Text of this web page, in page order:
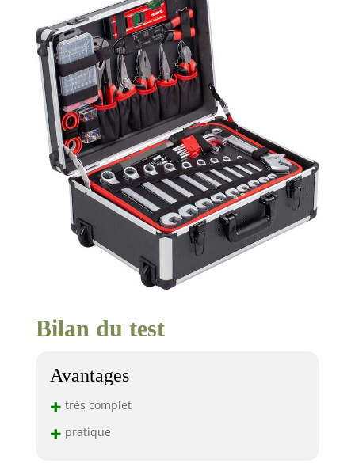
Bilan du test
Avantages
+ très complet
+ pratique